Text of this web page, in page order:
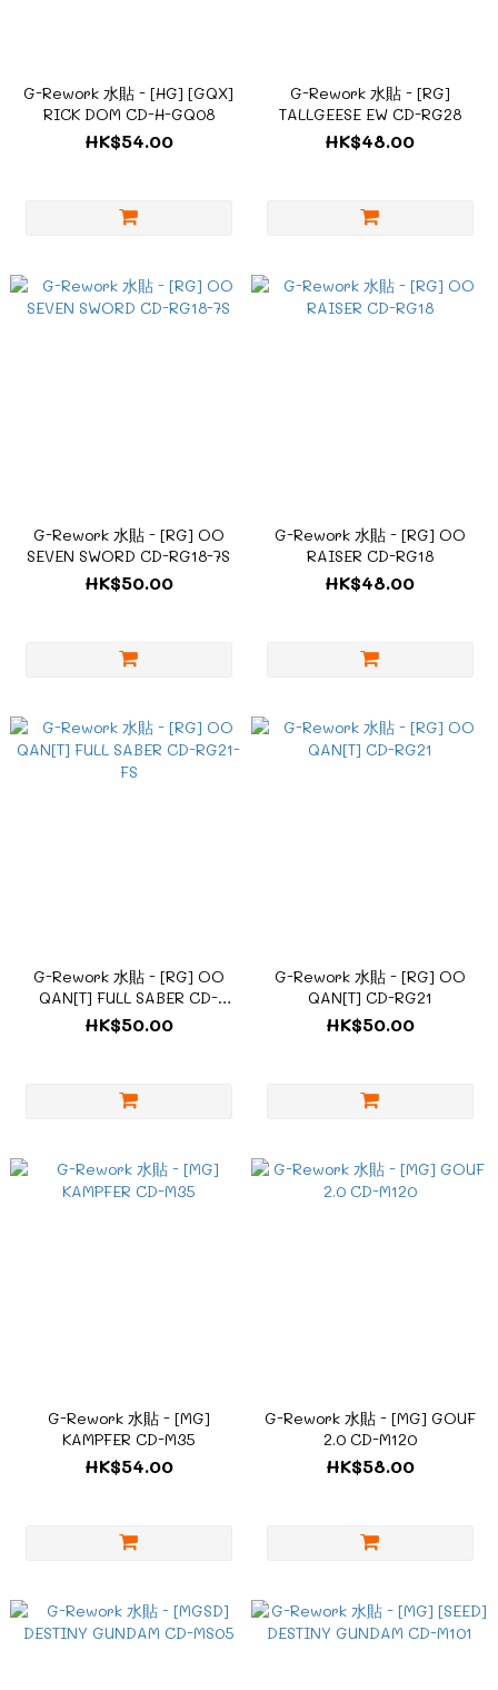
G-Rework 水貼 - [HG] [GQX]
RICK DOM CD-H-GQ08
HK$54.00
G-Rework 水貼 - [RG]
TALLGEESE EW CD-RG28
HK$48.00
G-Rework 水貼 - [RG] OO
SEVEN SWORD CD-RG18-7S
HK$50.00
G-Rework 水貼 - [RG] OO
RAISER CD-RG18
HK$48.00
G-Rework 水貼 - [RG] OO
QAN[T] FULL SABER CD-
RG21-FS
HK$50.00
G-Rework 水貼 - [RG] OO
QAN[T] CD-RG21
HK$50.00
G-Rework 水貼 - [MG]
KAMPFER CD-M35
HK$54.00
G-Rework 水貼 - [MG] GOUF
2.0 CD-M120
HK$58.00